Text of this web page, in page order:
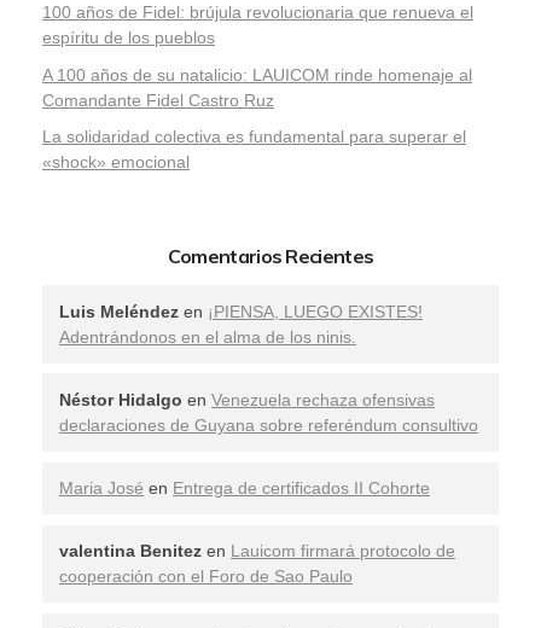
100 años de Fidel: brújula revolucionaria que renueva el
espíritu de los pueblos
A 100 años de su natalicio: LAUICOM rinde homenaje al
Comandante Fidel Castro Ruz
La solidaridad colectiva es fundamental para superar el
«shock» emocional
Comentarios Recientes
Luis Meléndez en ¡PIENSA, LUEGO EXISTES!
Adentrándonos en el alma de los ninis.
Néstor Hidalgo en Venezuela rechaza ofensivas
declaraciones de Guyana sobre referéndum consultivo
Maria José en Entrega de certificados II Cohorte
valentina Benitez en Lauicom firmará protocolo de
cooperación con el Foro de Sao Paulo